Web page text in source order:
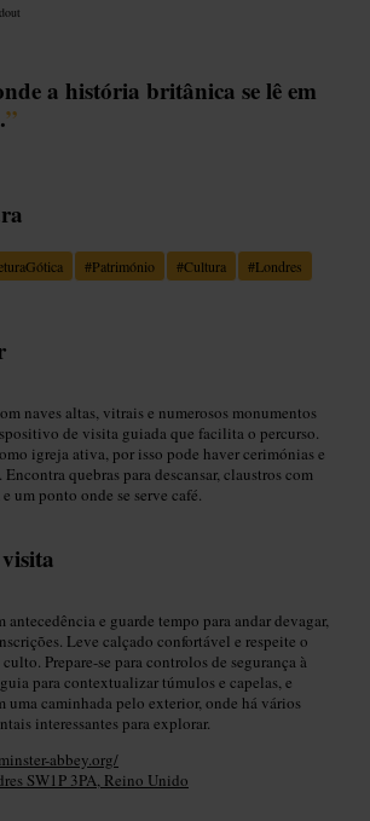
a história britânica se lê em
”
#Património #Cultura #Londres
naves altas, vitrais e numerosos monumentos
de visita guiada que facilita o percurso.
igreja ativa, por isso pode haver cerimónias e
quebras para descansar, claustros com
um ponto onde se serve café.
antecedência e guarde tempo para andar devagar,
Leve calçado confortável e respeite o
Prepare-se para controlos de segurança à
para contextualizar túmulos e capelas, e
uma caminhada pelo exterior, onde há vários
interessantes para explorar.
abbey.org/
SW1P 3PA, Reino Unido